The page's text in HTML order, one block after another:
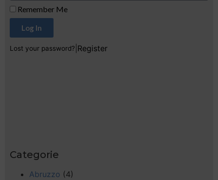
Remember Me
Log In
Lost your password? Register
Categorie
Abruzzo (4)